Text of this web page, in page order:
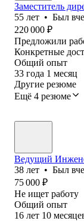
Заместитель
55 лет • Был
220 000 ₽
Предложили
Конкретные
Общий опыт
33 года 1 месяц
Другие резюме
Ещё 4 резюме
Ведущий
38 лет • Был
75 000 ₽
Не ищет работу
Общий опыт
16 лет 10